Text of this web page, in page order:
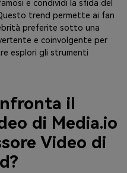
e condividi la sfida del
trend permette ai fan
preferite sotto una
e coinvolgente per
esplori gli strumenti
il
di Media.io
Video di